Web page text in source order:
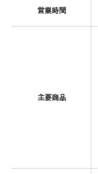
営業時間
主要商品